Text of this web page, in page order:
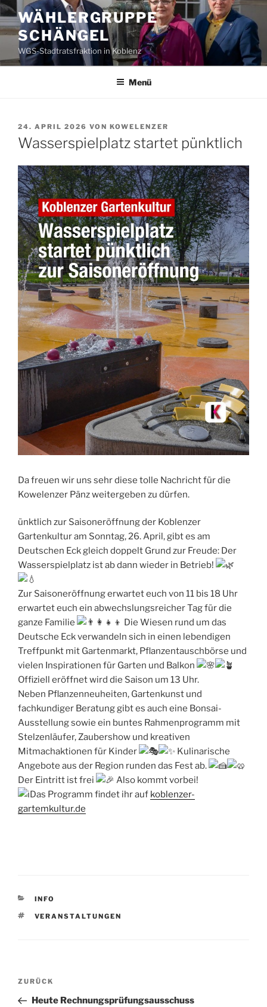
Zum
Inhalt
springen
WÄHLERGRUPPE
SCHÄNGEL
WGS-Stadtratsfraktion in Koblenz
Menü
VERÖFFENTLICHT
AM
24. APRIL 2026 VON KOWELENZER
Wasserspielplatz startet pünktlich
Da freuen wir uns sehr diese tolle Nachricht für die
Kowelenzer Pänz weitergeben zu dürfen.
ünktlich zur Saisoneröffnung der Koblenzer
Gartenkultur am Sonntag, 26. April, gibt es am
Deutschen Eck gleich doppelt Grund zur Freude: Der
Wasserspielplatz ist ab dann wieder in Betrieb!
Zur Saisoneröffnung erwartet euch von 11 bis 18 Uhr
erwartet euch ein abwechslungsreicher Tag für die
ganze Familie
Die Wiesen rund um das
Deutsche Eck verwandeln sich in einen lebendigen
Treffpunkt mit Gartenmarkt, Pflanzentauschbörse und
vielen Inspirationen für Garten und Balkon
Offiziell eröffnet wird die Saison um 13 Uhr.
Neben Pflanzenneuheiten, Gartenkunst und
fachkundiger Beratung gibt es auch eine Bonsai-
Ausstellung sowie ein buntes Rahmenprogramm mit
Stelzenläufer, Zaubershow und kreativen
Mitmachaktionen für Kinder
Kulinarische
Angebote aus der Region runden das Fest ab.
Der Eintritt ist frei
Also kommt vorbei!
Das Programm findet ihr auf koblenzer-
gartemkultur.de
KATEGORIEN
INFO
SCHLAGWÖRTER
VERANSTALTUNGEN
Beitragsnavigation
Vorheriger
Beitrag
ZURÜCK
Heute Rechnungsprüfungsausschuss